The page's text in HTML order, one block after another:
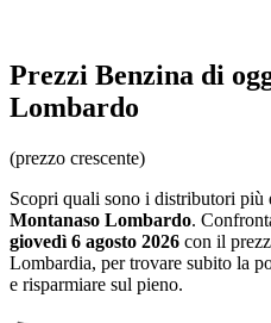
Prezzi Benzina di
Lombardo
(prezzo crescente)
Scopri quali sono i distributori più
Montanaso Lombardo.
giovedì 6 agosto 2026 con il
Lombardia, per trovare subito la
e risparmiare sul pieno.